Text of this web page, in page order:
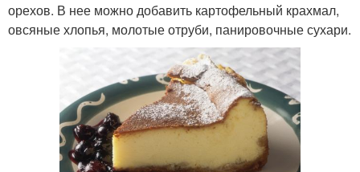
орехов. В нее можно добавить картофельный крахмал,
овсяные хлопья, молотые отруби, панировочные сухари.